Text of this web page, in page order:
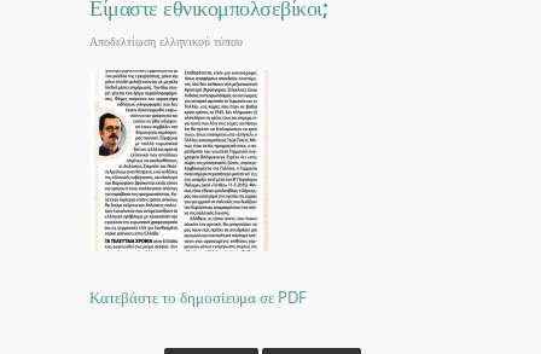
Είμαστε εθνικομπολσεβίκοι;
Αποδελτίωση ελληνικού τύπου
Κατεβάστε το δημοσίευμα σε PDF